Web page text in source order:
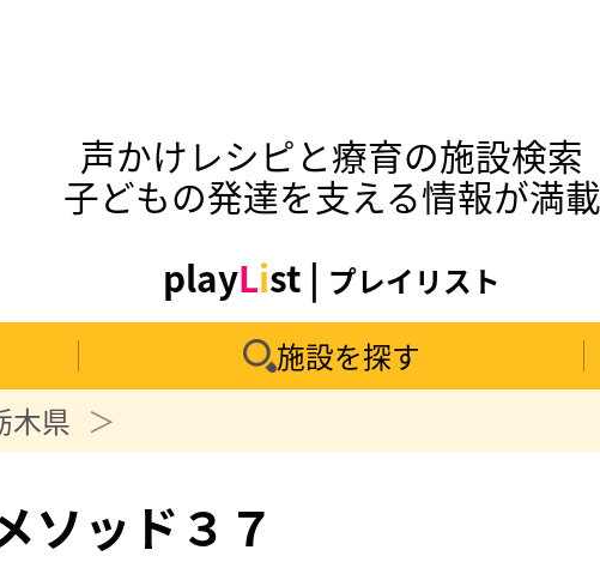
声かけレシピと療育の施設検索
子どもの発達を支える情報が満載
playList | プレイリスト
施設を探す
木県
ソッド３７